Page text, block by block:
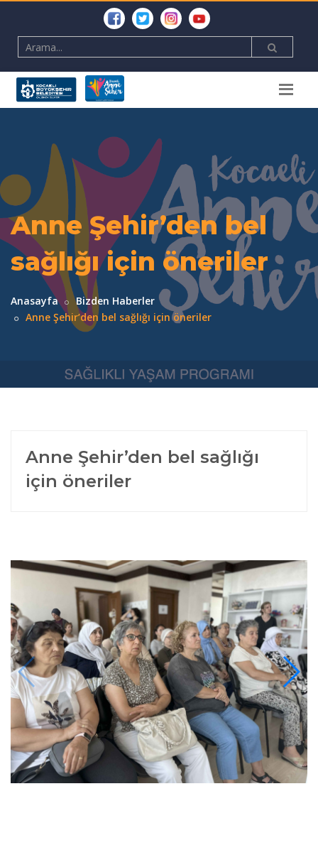
Anne Şehir’den bel
sağlığı için öneriler
Anasayfa
Bizden Haberler
Anne Şehir’den bel sağlığı için öneriler
Anne Şehir’den bel sağlığı
için öneriler